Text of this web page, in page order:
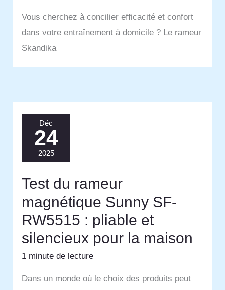
Vous cherchez à concilier efficacité et confort
dans votre entraînement à domicile ? Le rameur
Skandika
Déc
24
2025
Test du rameur
magnétique Sunny SF-
RW5515 : pliable et
silencieux pour la maison
1 minute de lecture
Dans un monde où le choix des produits peut